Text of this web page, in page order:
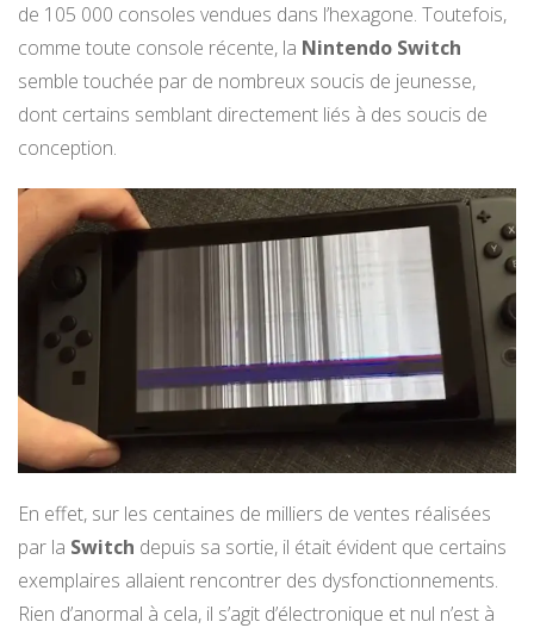
de 105 000 consoles vendues dans l’hexagone. Toutefois,
comme toute console récente, la Nintendo Switch
semble touchée par de nombreux soucis de jeunesse,
dont certains semblant directement liés à des soucis de
conception.
En effet, sur les centaines de milliers de ventes réalisées
par la Switch depuis sa sortie, il était évident que certains
exemplaires allaient rencontrer des dysfonctionnements.
Rien d’anormal à cela, il s’agit d’électronique et nul n’est à